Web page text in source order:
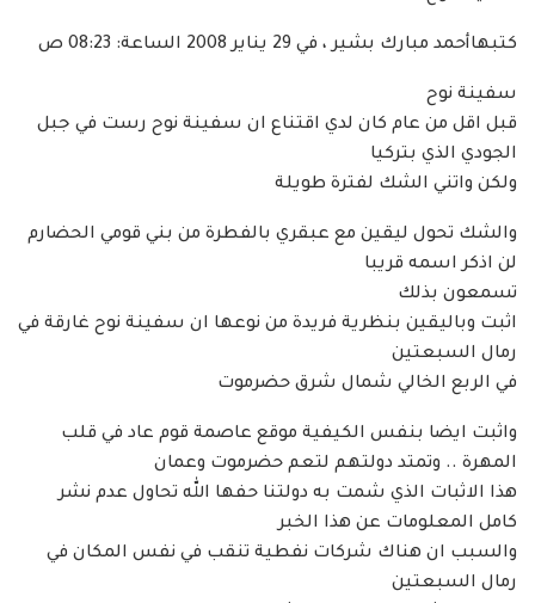
كتبهاأحمد مبارك بشير ، في 29 يناير 2008 الساعة: 08:23 ص
سفينة نوح
قبل اقل من عام كان لدي اقتناع ان سفينة نوح رست في جبل
الجودي الذي بتركيا
ولكن واتني الشك لفترة طويلة
والشك تحول ليقين مع عبقري بالفطرة من بني قومي الحضارم
لن اذكر اسمه قريبا
تسمعون بذلك
اثبت وباليقين بنظرية فريدة من نوعها ان سفينة نوح غارقة في
رمال السبعتين
في الربع الخالي شمال شرق حضرموت
واثبت ايضا بنفس الكيفية موقع عاصمة قوم عاد في قلب
المهرة .. وتمتد دولتهم لتعم حضرموت وعمان
هذا الاثبات الذي شمت به دولتنا حفها الله تحاول عدم نشر
كامل المعلومات عن هذا الخبر
والسبب ان هناك شركات نفطية تنقب في نفس المكان في
رمال السبعتين